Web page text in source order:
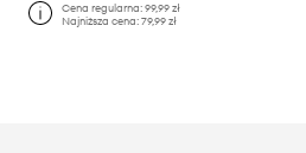
Cena regularna:99,99 zł
Najniższa cena:79,99 zł